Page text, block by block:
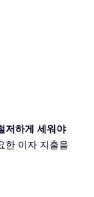
저하게 세워야
한 이자 지출을